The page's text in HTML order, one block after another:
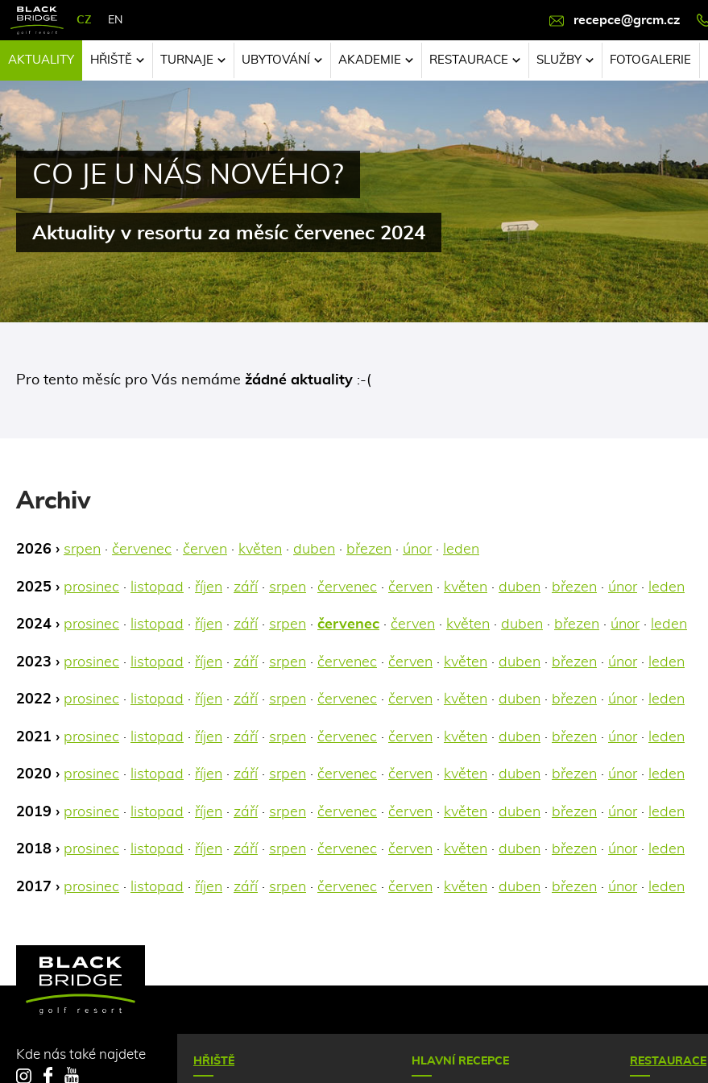
CZ EN recepce@grcm.cz
AKTUALITY HŘIŠTĚ TURNAJE UBYTOVÁNÍ AKADEMIE RESTAURACE SLUŽBY FOTOGALERIE
CO JE U NÁS NOVÉHO?
Aktuality v resortu za měsíc červenec 2024
Pro tento měsíc pro Vás nemáme žádné aktuality :-(
Archiv
2026 › srpen · červenec · červen · květen · duben · březen · únor· leden
2025 › prosinec · listopad · říjen · září · srpen · červenec · červen · květen · duben · březen · únor· leden
2024 › prosinec · listopad · říjen · září · srpen · červenec · červen · květen · duben · březen · únor· leden
2023 › prosinec · listopad · říjen · září · srpen · červenec · červen · květen · duben · březen · únor· leden
2022 › prosinec · listopad · říjen · září · srpen · červenec · červen · květen · duben · březen · únor· leden
2021 › prosinec · listopad · říjen · září · srpen · červenec · červen · květen · duben · březen · únor· leden
2020 › prosinec · listopad · říjen · září · srpen · červenec · červen · květen · duben · březen · únor· leden
2019 › prosinec · listopad · říjen · září · srpen · červenec · červen · květen · duben · březen · únor· leden
2018 › prosinec · listopad · říjen · září · srpen · červenec · červen · květen · duben · březen · únor· leden
2017 › prosinec · listopad · říjen · září · srpen · červenec · červen · květen · duben · březen · únor· leden
Kde nás také najdete
Instagram
Facebook
YouTube
HŘIŠTĚ HLAVNÍ RECEPCE RESTAURACE